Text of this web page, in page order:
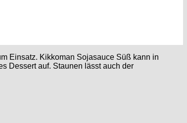
Einsatz. Kikkoman Sojasauce Süß kann in
Dessert auf. Staunen lässt auch der